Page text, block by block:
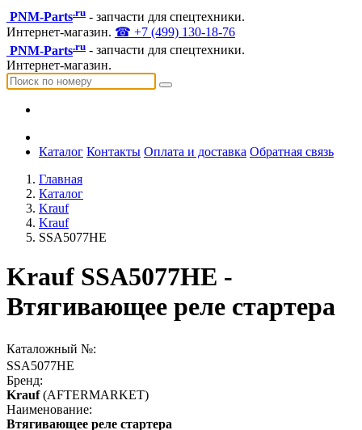
PNM-Parts.ru - запчасти для спецтехники.
Интернет-магазин. ☎ +7 (499) 130-18-76
PNM-Parts.ru - запчасти для спецтехники.
Интернет-магазин.
Каталог Контакты Оплата и доставка Обратная связь
Главная
Каталог
Krauf
Krauf
SSA5077HE
Krauf SSA5077HE -
Втягивающее реле стартера
Каталожный №:
SSA5077HE
Бренд:
Krauf (AFTERMARKET)
Наименование:
Втягивающее реле стартера